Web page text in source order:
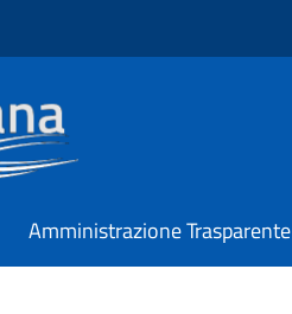
Amministrazione Trasparente